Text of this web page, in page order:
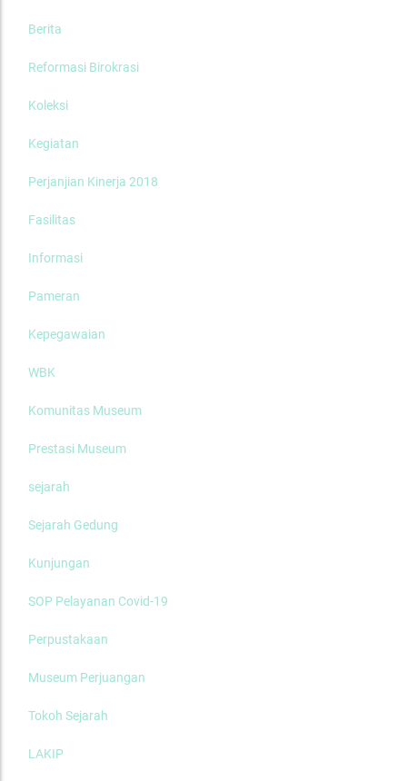
Berita
Reformasi Birokrasi
Koleksi
Kegiatan
Perjanjian Kinerja 2018
Fasilitas
Informasi
Pameran
Kepegawaian
WBK
Komunitas Museum
Prestasi Museum
sejarah
Sejarah Gedung
Kunjungan
SOP Pelayanan Covid-19
Perpustakaan
Museum Perjuangan
Tokoh Sejarah
LAKIP